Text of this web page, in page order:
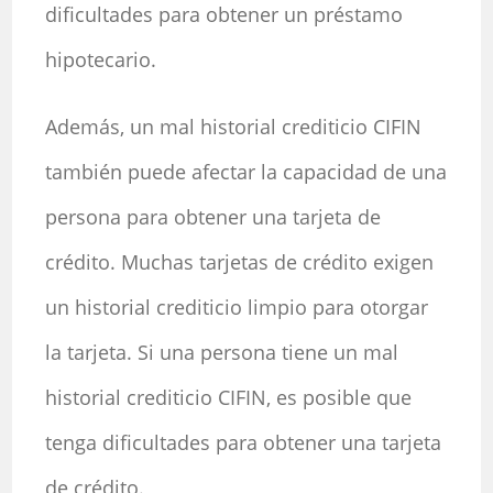
dificultades para obtener un préstamo
hipotecario.
Además, un mal historial crediticio CIFIN
también puede afectar la capacidad de una
persona para obtener una tarjeta de
crédito. Muchas tarjetas de crédito exigen
un historial crediticio limpio para otorgar
la tarjeta. Si una persona tiene un mal
historial crediticio CIFIN, es posible que
tenga dificultades para obtener una tarjeta